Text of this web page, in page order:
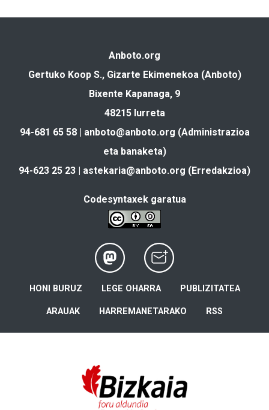
Anboto.org
Gertuko Koop S., Gizarte Ekimenekoa (Anboto)
Bixente Kapanaga, 9
48215 Iurreta
94-681 65 58 | anboto@anboto.org (Administrazioa
eta banaketa)
94-623 25 23 | astekaria@anboto.org (Erredakzioa)
Codesyntaxek garatua
HONI BURUZ LEGE OHARRA PUBLIZITATEA
ARAUAK HARREMANETARAKO RSS